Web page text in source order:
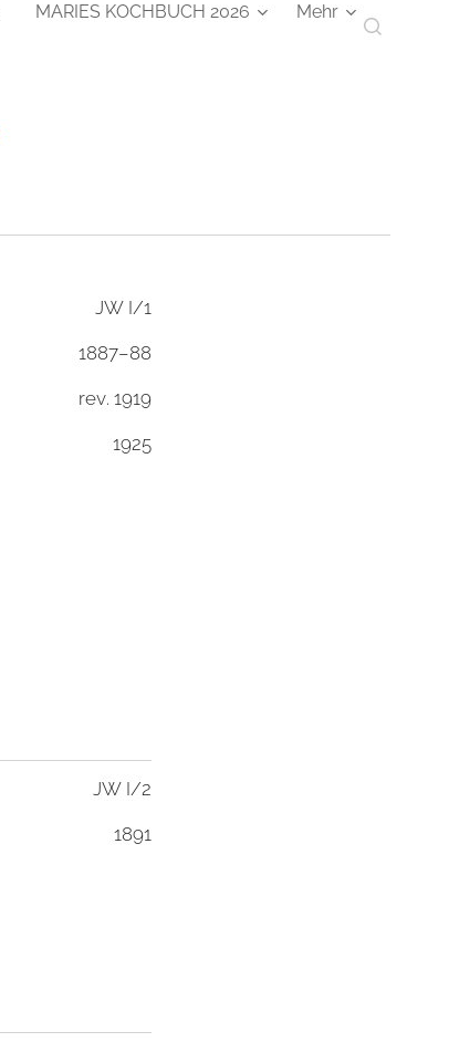
MARIES KOCHBUCH 2026 Mehr
JW I/1
1887–88
rev. 1919
1925
JW I/2
1891